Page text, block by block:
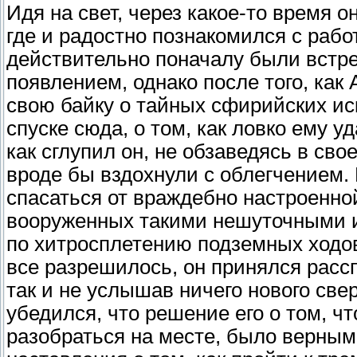
Идя на свет, через какое-то время
где и радостно познакомился с
действительно поначалу были
появлением, однако после того,
свою байку о тайных сфирийских
спуске сюда, о том, как ловко ему
как сглупил он, не обзаведясь в
вроде бы вздохнули с
спасаться от враждебно
вооруженных такими нешуточными
по хитросплетению подземных
все разрешилось, он принялся
так и не услышав ничего нового
убедился, что решение его о том,
разобраться на месте, было